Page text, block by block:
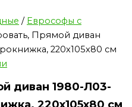
/ Еврософы с
Прямой диван
220х105х80 см
диван 1980-Л03-